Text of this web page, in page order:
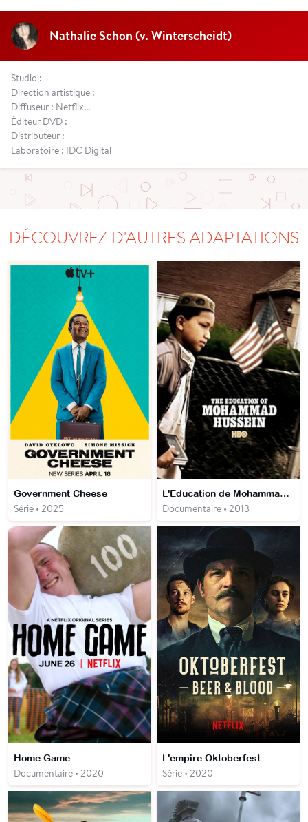
Nathalie Schon (v. Winterscheidt)
Studio :
Direction artistique :
Diffuseur : Netflix...
Éditeur DVD :
Distributeur :
Laboratoire : IDC Digital
DÉCOUVREZ D'AUTRES ADAPTATIONS
Government Cheese
Série • 2025
L'Education de Mohammad Hussein
Documentaire • 2013
Home Game
Documentaire • 2020
L'empire Oktoberfest
Série • 2020